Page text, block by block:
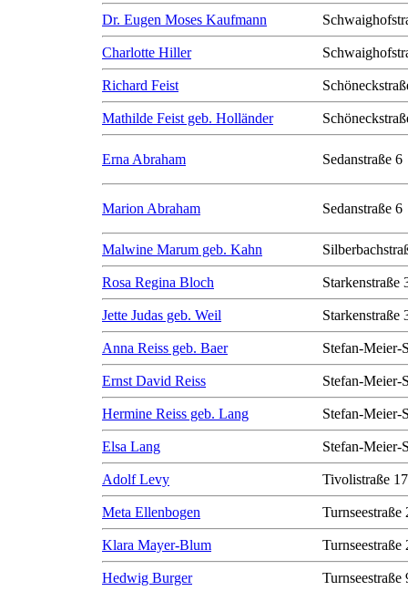
Dr. Eugen Moses Kaufmann
Charlotte Hiller
Richard Feist
Mathilde Feist geb. Holländer
Erna Abraham Sedanstraße 6
Marion Abraham Sedanstraße 6
Malwine Marum geb. Kahn
Rosa Regina Bloch Starkenstraße
Jette Judas geb. Weil Starkenstraße
Anna Reiss geb. Baer Stefan-Meier-
Ernst David Reiss Stefan-Meier-
Hermine Reiss geb. Lang Stefan-Meier-
Elsa Lang Stefan-Meier-
Adolf Levy Tivolistraße 17
Meta Ellenbogen Turnseestraße
Klara Mayer-Blum Turnseestraße
Hedwig Burger Turnseestraße